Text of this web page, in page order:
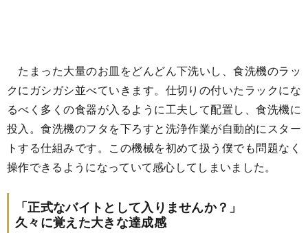
たまった大量のお皿をどんどん下洗いし、食洗機のラッ
クにガシガシ並べていきます。仕切りの付いたラックにな
るべく多くの食器が入るように工夫して配置し、食洗機に
投入。食洗機のフタを下ろすと洗浄作業が自動的にスター
トする仕組みです。この機械を初めて扱う僕でも問題なく
操作できるようになっていて感心してしまいました。
「正式なバイトとして入りませんか？」
久々に覚えた大きな達成感